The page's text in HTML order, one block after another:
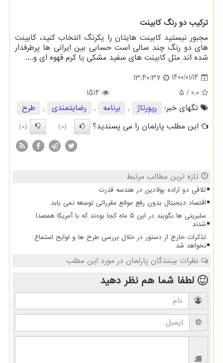
ترکیب دو رنگ کابینت
مجبور نیستید کابینت هایتان را یکرنگ انتخاب کنید، کابینت
های دو رنگ چند سالی است حسابی بین ایرانی ها پرطرفدار
شده اند مثل کابینت های سفید مشکی یا کرم قهوه ای و....
1400/01/14
13:40:37
0.0
/ 5
1514
تگهای خبر:
رپورتاژ , برنامه , رضایتمندی ,
طرح
این مطلب پارلمان را می پسندید؟
(0)
(0)
تازه ترین مطالب مرتبط
تلاقی دو اراده پولادین در هندسه قدرت
اقتصاد دیجیتال بدون رفع موانع مقرراتی توسعه نمی یابد
سلبریتی ها بگویند در این ۵ ماه کجا بودند که با آمریکا همصدا
شدند
تذکرات خارج از دستور در خلال بررسی طرح ها و لوایح استماع
نخواهد شد
نظرات بینندگان پارلمان در مورد این مطلب
لطفا شما همنظر دهید